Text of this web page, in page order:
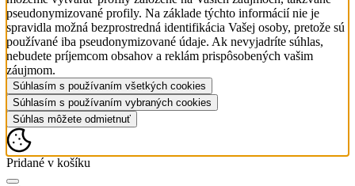
pseudonymizované profily. Na základe týchto informácií nie je
spravidla možná bezprostredná identifikácia Vašej osoby, pretože sú
používané iba pseudonymizované údaje. Ak nevyjadríte súhlas,
nebudete príjemcom obsahov a reklám prispôsobených vašim
záujmom.
Súhlasím s používaním všetkých cookies
Súhlasím s používaním vybraných cookies
Súhlas môžete odmietnuť
Pridané v košíku